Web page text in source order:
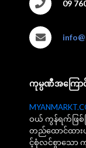
09
ကုမ္ပဏီအကြော
ဝယ် ကွန်ရက်ဖြစ်
တည်ထောင်ထားပ
င့်စုံလင်စွာသော